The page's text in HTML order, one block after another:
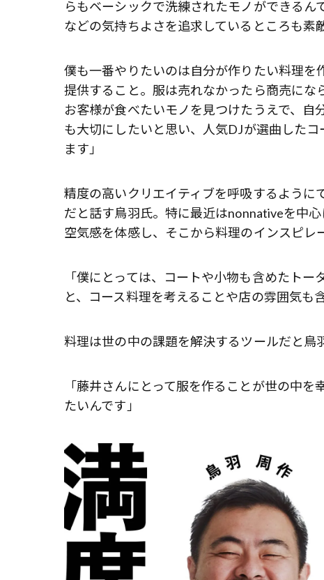
らもベーシックで洗練されたモノができるん
などの気持ちよさを追求しているところも素敵
僕も一番やりたいのは自分が作りたい料理
提供すること。服は売れなかったら商売に
お客様が食べたいモノを見つけたうえで、自
も大切にしたいと思い、人気DJが選曲した
ます」
精度の高いクリエイティブを呼吸するよう
だと話す鳥羽氏。特に最近はnonnativeを中
空気感を体感し、そこから料理のインスピレ
「僕にとっては、コートや小物も含めたト
と、コース料理を考えることや店の雰囲気も
料理は世の中の課題を解決するツールだと鳥
「藤井さんにとって服を作ることが世の中
たいんです」